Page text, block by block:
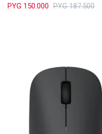
PYG 150.000 PYG 187.500